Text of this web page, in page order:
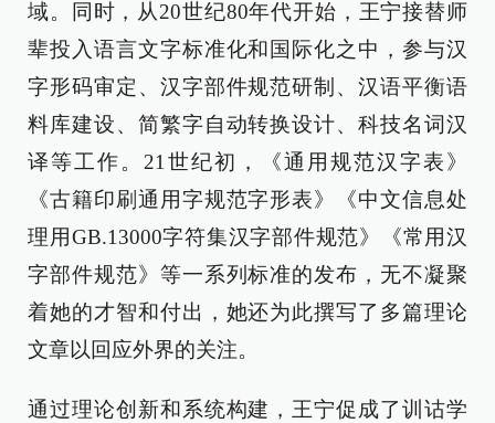
域。同时，从20世纪80年代开始，王宁接替师
辈投入语言文字标准化和国际化之中，参与汉
字形码审定、汉字部件规范研制、汉语平衡语
料库建设、简繁字自动转换设计、科技名词汉
译等工作。21世纪初，《通用规范汉字表》
《古籍印刷通用字规范字形表》《中文信息处
理用GB.13000字符集汉字部件规范》《常用汉
字部件规范》等一系列标准的发布，无不凝聚
着她的才智和付出，她还为此撰写了多篇理论
文章以回应外界的关注。
通过理论创新和系统构建，王宁促成了训诂学